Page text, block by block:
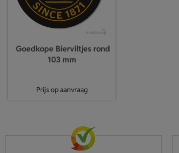
Goedkope Bierviltjes rond
103 mm
Prijs op aanvraag